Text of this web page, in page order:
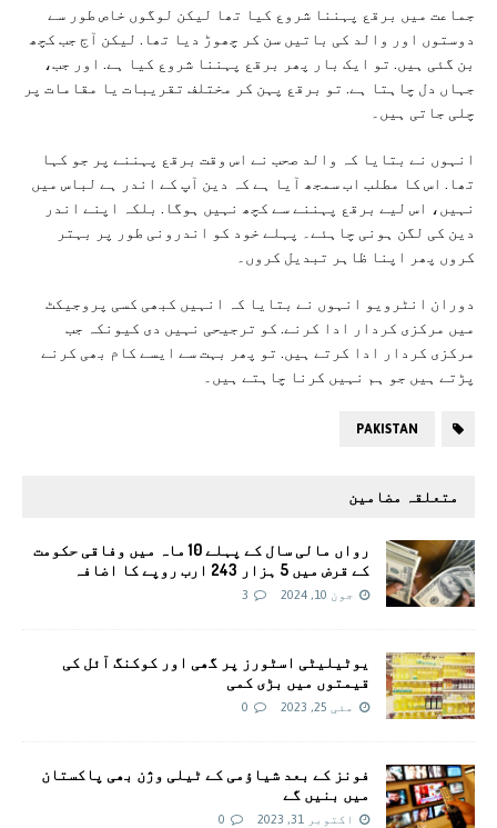
جماعت میں برقع پہننا شروع کیا تھا لیکن لوگوں خاص طور سے
دوستوں اور والد کی باتیں سن کر چھوڑ دیا تھا. لیکن آج جب کچھ
بن گئی ہیں. تو ایک بار پھر برقع پہننا شروع کیا ہے. اور جب،
جہاں دل چاہتا ہے. تو برقع پہن کر مختلف تقریبات یا مقامات پر
چلی جاتی ہیں۔
انہوں نے بتایا کہ والد صحب نے اس وقت برقع پہننے پر جو کہا
تھا. اس کا مطلب اب سمجھ آیا ہے کہ دین آپ کے اندر ہے لباس میں
نہیں، اس لیے برقع پہننے سے کچھ نہیں ہوگا. بلکہ اپنے اندر
دین کی لگن ہونی چاہئے۔ پہلے خود کو اندرونی طور پر بہتر
کروں پھر اپنا ظاہر تبدیل کروں۔
دوران انٹرویو انہوں نے بتایا کہ انہیں کبھی کسی پروجیکٹ
میں مرکزی کردار ادا کرنے. کو ترجیحی نہیں دی کیونکہ جب
مرکزی کردار ادا کرتے ہیں. تو پھر بہت سے ایسے کام بھی کرنے
پڑتے ہیں جو ہم نہیں کرنا چاہتے ہیں۔
PAKISTAN
متعلقہ مضامین
رواں مالی سال کے پہلے 10 ماہ میں وفاقی حکومت
کے قرض میں 5 ہزار 243 ارب روپے کا اضافہ
جون 10, 2024 3
یوٹیلیٹی اسٹورز پر گھی اور کوکنگ آئل کی
قیمتوں میں بڑی کمی
مئی 25, 2023 0
فونز کے بعد شیاؤمی کے ٹیلی وژن بھی پاکستان
میں بنیں گے
اکتوبر 31, 2023 0